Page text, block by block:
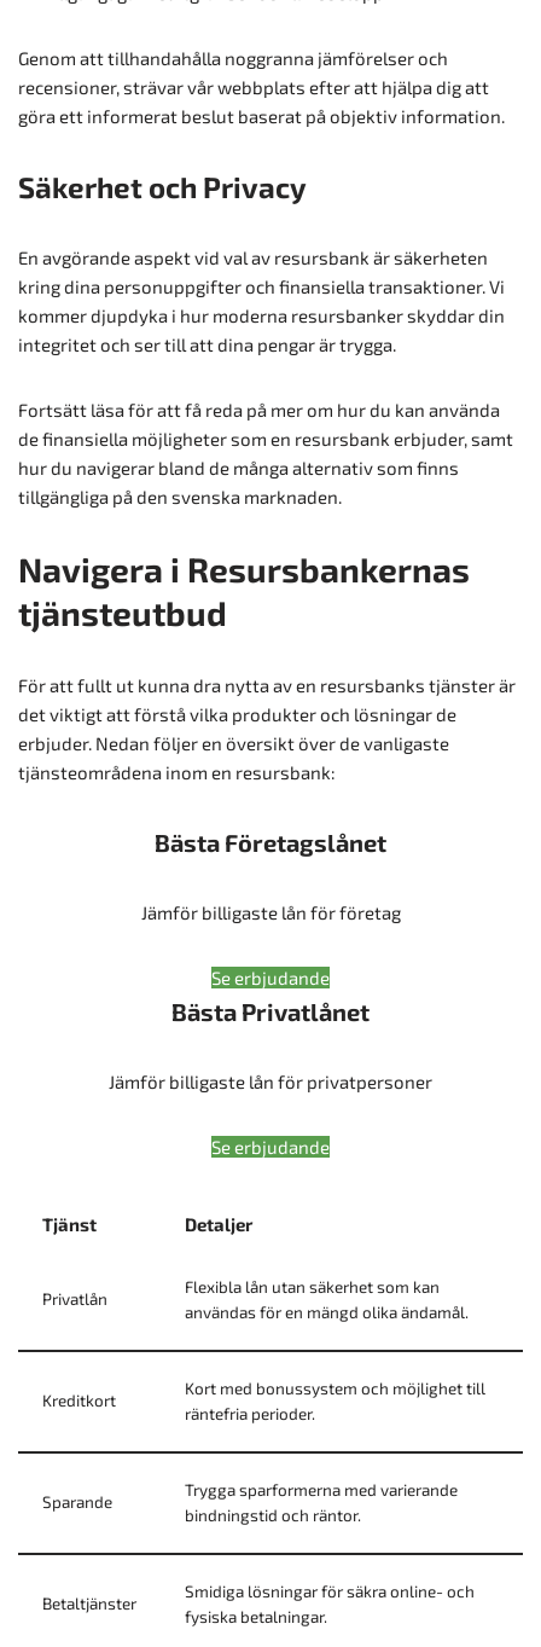
Genom att tillhandahålla noggranna jämförelser och
recensioner, strävar vår webbplats efter att hjälpa dig att
göra ett informerat beslut baserat på objektiv information.
Säkerhet och Privacy
En avgörande aspekt vid val av resursbank är säkerheten
kring dina personuppgifter och finansiella transaktioner. Vi
kommer djupdyka i hur moderna resursbanker skyddar din
integritet och ser till att dina pengar är trygga.
Fortsätt läsa för att få reda på mer om hur du kan använda
de finansiella möjligheter som en resursbank erbjuder, samt
hur du navigerar bland de många alternativ som finns
tillgängliga på den svenska marknaden.
Navigera i Resursbankernas
tjänsteutbud
För att fullt ut kunna dra nytta av en resursbanks tjänster är
det viktigt att förstå vilka produkter och lösningar de
erbjuder. Nedan följer en översikt över de vanligaste
tjänsteområdena inom en resursbank:
Bästa Företagslånet
Jämför billigaste lån för företag
Se erbjudande
Bästa Privatlånet
Jämför billigaste lån för privatpersoner
Se erbjudande
Tjänst Detaljer
Privatlån
Flexibla lån utan säkerhet som kan
användas för en mängd olika ändamål.
Kreditkort
Kort med bonussystem och möjlighet till
räntefria perioder.
Sparande
Trygga sparformerna med varierande
bindningstid och räntor.
Betaltjänster
Smidiga lösningar för säkra online- och
fysiska betalningar.